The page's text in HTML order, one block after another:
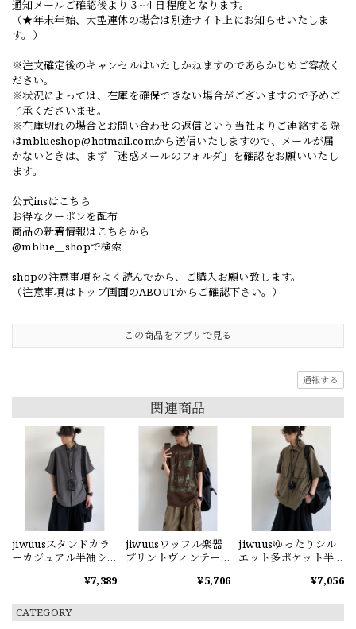
CATEGORY
通知メールご確認後より３~４日程度となります。
（★年末年始、大型連休の場合は別途サイト上にお知らせいたしま
す。）
※注文確定後のキャンセルはいたしかねますのであらかじめご容赦く
ださい。
※状況によっては、在庫を確保できない場合がございますので予めご
了承くださいませ。
※在庫切れの場合とお問い合わせの返信という当社よりご連絡する際
はmblueshop@hotmail.comから送信いたしますので、メールが届
かないときは、まず「迷惑メールのフォルダ」を確認をお願いいたし
ます。
公式insはこちら
お得なクーポンを配布
商品の新着情報はこちらから
@mblue__shopで検索
shopの注意事項をよく読んでから、ご購入お願い致します。
（注意事項はトップ画面のABOUTからご確認下さい。）
この商品をアプリで見る
通報する
関連商品
jiwuusスタンドカラ
ーカジュアル半袖シ
¥7,389
jiwuusワッフル楽器
プリントヴィンテー
¥5,706
jiwuusゆったりシル
エット多ポケット半
¥7,056